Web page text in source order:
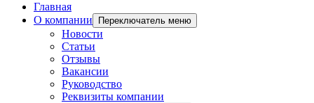
Главная
О компании
Переключатель меню
Новости
Статьи
Отзывы
Вакансии
Руководство
Реквизиты компании